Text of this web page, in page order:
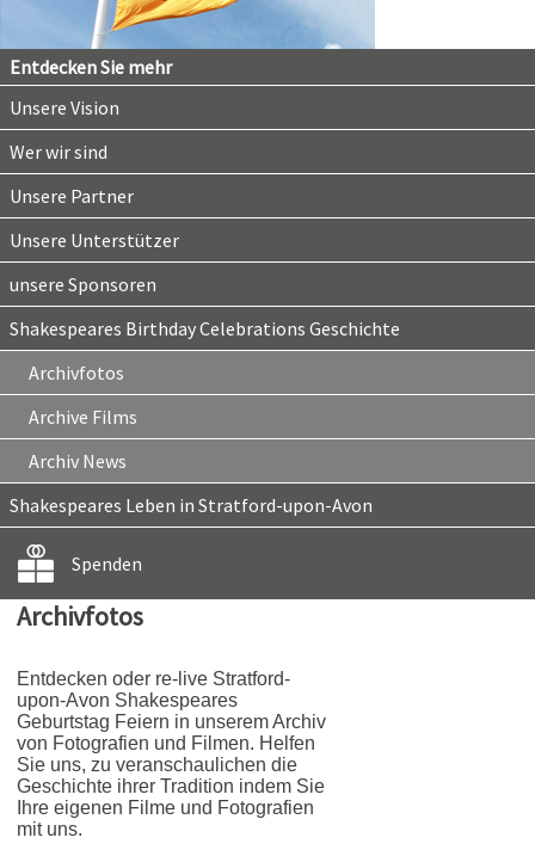
Entdecken Sie mehr
Unsere Vision
Wer wir sind
Unsere Partner
Unsere Unterstützer
unsere Sponsoren
Shakespeares Birthday Celebrations Geschichte
Archivfotos
Archive Films
Archiv News
Shakespeares Leben in Stratford-upon-Avon
Spenden
Archivfotos
Entdecken oder re-live Stratford-
upon-Avon Shakespeares
Geburtstag Feiern in unserem Archiv
von Fotografien und Filmen. Helfen
Sie uns, zu veranschaulichen die
Geschichte ihrer Tradition indem Sie
Ihre eigenen Filme und Fotografien
mit uns.